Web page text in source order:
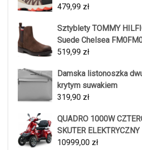
479,99 zł
Sztyblety TOMMY
Suede Chelsea
519,99 zł
Damska listonoszka
krytym suwakiem
319,90 zł
QUADRO 1000W
SKUTER
10999,00 zł